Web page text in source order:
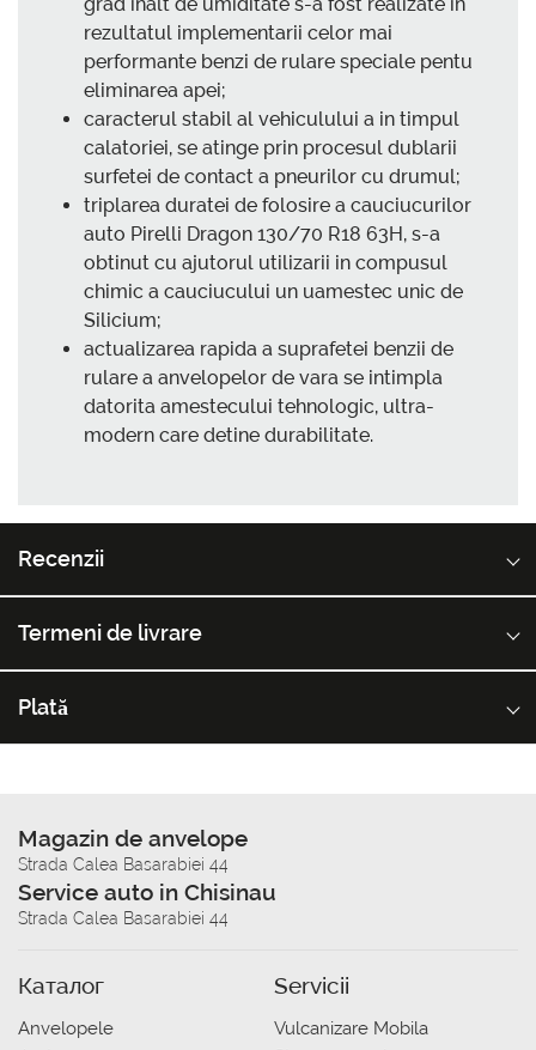
rezultatul implementarii celor mai
performante benzi de rulare speciale pentu
eliminarea apei;
caracterul stabil al vehiculului a in timpul
calatoriei, se atinge prin procesul dublarii
surfetei de contact a pneurilor cu drumul;
triplarea duratei de folosire a cauciucurilor
auto Pirelli Dragon 130/70 R18 63H, s-a
obtinut cu ajutorul utilizarii in compusul
chimic a cauciucului un uamestec unic de
Silicium;
actualizarea rapida a suprafetei benzii de
rulare a anvelopelor de vara se intimpla
datorita amestecului tehnologic, ultra-
modern care detine durabilitate.
Recenzii
Termeni de livrare
Plată
Magazin de anvelope
Strada Calea Basarabiei 44
Service auto in Chisinau
Strada Calea Basarabiei 44
Каталог
Anvelopele
Servicii
Vulcanizare Mobila